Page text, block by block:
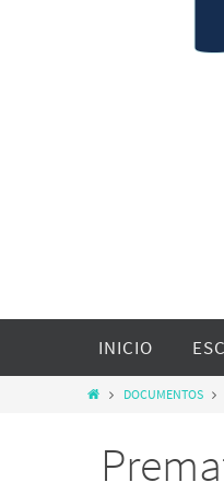
INICIO
DOCUMENTOS